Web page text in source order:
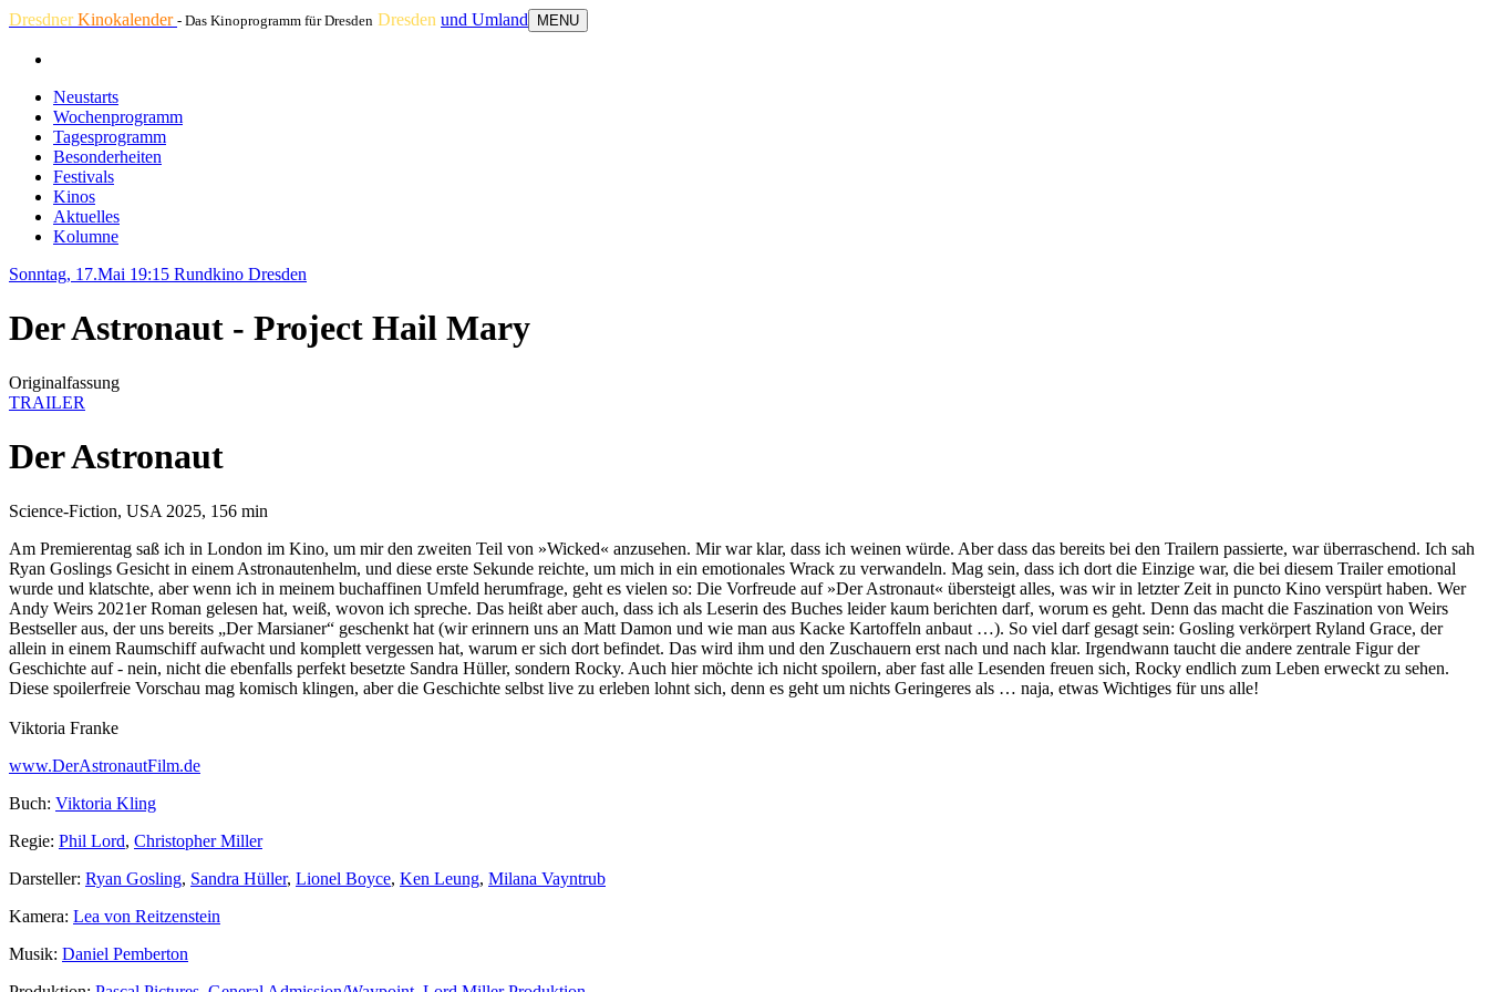
DresdnerKinokalender - Das Kinoprogramm für Dresden Dresden und Umland MENU
Neustarts
Wochenprogramm
Tagesprogramm
Besonderheiten
Festivals
Kinos
Aktuelles
Kolumne
Sonntag, 17.Mai 19:15 Rundkino Dresden
Der Astronaut - Project Hail Mary
Originalfassung
TRAILER
Der Astronaut
Science-Fiction, USA 2025, 156 min
Am Premierentag saß ich in London im Kino, um mir den zweiten Teil von »Wicked« anzusehen. Mir war klar, dass ich weinen würde. Aber dass das bereits bei den Trailern passierte, war überraschend. Ich sah
Ryan Goslings Gesicht in einem Astronautenhelm, und diese erste Sekunde reichte, um mich in ein emotionales Wrack zu verwandeln. Mag sein, dass ich dort die Einzige war, die bei diesem Trailer emotional
wurde und klatschte, aber wenn ich in meinem buchaffinen Umfeld herumfrage, geht es vielen so: Die Vorfreude auf »Der Astronaut« übersteigt alles, was wir in letzter Zeit in puncto Kino verspürt haben. Wer
Andy Weirs 2021er Roman gelesen hat, weiß, wovon ich spreche. Das heißt aber auch, dass ich als Leserin des Buches leider kaum berichten darf, worum es geht. Denn das macht die Faszination von Weirs
Bestseller aus, der uns bereits „Der Marsianer“ geschenkt hat (wir erinnern uns an Matt Damon und wie man aus Kacke Kartoffeln anbaut …). So viel darf gesagt sein: Gosling verkörpert Ryland Grace, der
allein in einem Raumschiff aufwacht und komplett vergessen hat, warum er sich dort befindet. Das wird ihm und den Zuschauern erst nach und nach klar. Irgendwann taucht die andere zentrale Figur der
Geschichte auf - nein, nicht die ebenfalls perfekt besetzte Sandra Hüller, sondern Rocky. Auch hier möchte ich nicht spoilern, aber fast alle Lesenden freuen sich, Rocky endlich zum Leben erweckt zu sehen.
Diese spoilerfreie Vorschau mag komisch klingen, aber die Geschichte selbst live zu erleben lohnt sich, denn es geht um nichts Geringeres als … naja, etwas Wichtiges für uns alle!
Viktoria Franke
www.DerAstronautFilm.de
Buch: Viktoria Kling
Regie: Phil Lord, Christopher Miller
Darsteller: Ryan Gosling, Sandra Hüller, Lionel Boyce, Ken Leung, Milana Vayntrub
Kamera: Lea von Reitzenstein
Musik: Daniel Pemberton